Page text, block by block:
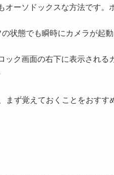
オーソドックスな方法です。
の状態でも瞬時にカメラが起
ック画面の右下に表示される
まず覚えておくことをおすす